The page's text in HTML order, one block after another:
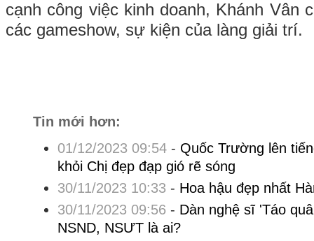
cạnh công việc kinh doanh, Khánh Vân
các gameshow, sự kiện của làng giải trí.
Tin mới hơn:
01/12/2023 09:54- Quốc Trường lên
khỏi Chị đẹp đạp gió rẽ sóng
30/11/2023 10:33 - Hoa hậu đẹp nhất
30/11/2023 09:56 - Dàn nghệ sĩ 'Táo
NSND, NSƯT là ai?